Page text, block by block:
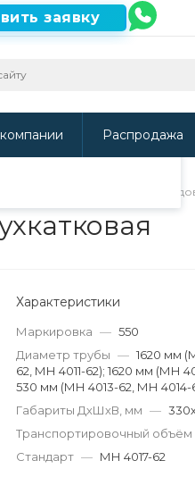
наш сайт, то
заявку
Распродажа
Опоры
Характеристики
Маркировка — 550
Диаметр трубы — 1620 мм
62, МН 4011-62); 1620 мм (МН
530 мм (МН 4013-62, МН 4014-
Габариты ДхШхВ, мм —
Транспортировочный объём
Стандарт — МН 4017-62